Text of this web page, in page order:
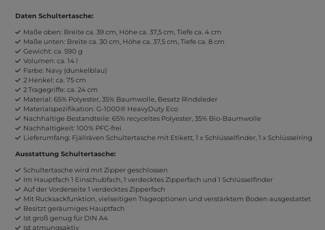
Daten Schultertasche:
Maße oben: Breite ca. 39 cm, Höhe ca. 37,5 cm, Tiefe ca. 4 cm
Maße unten: Breite ca. 30 cm, Höhe ca. 37,5 cm, Tiefe ca. 8 cm
Gewicht: ca. 590 g
Volumen: ca. 14 l
Farbe: Navy (dunkelblau)
2 Henkel: ca. 75 cm
2 Tragegriffe: ca. 24 cm
Material: 65% Polyester, 35% Baumwolle, Besatz Rindsleder
Materialspezifikation: G-1000® HeavyDuty Eco
Nachhaltige Bestandteile: 65% recyceltes Polyester, 35% Bio-Baumwolle
Nachhaltigkeit: 100% PFC-frei
Lieferumfang: Fjällräven Schultertasche mit Etikett, 1 x Schlüsselfinder, 1 x Schlüsselring
Ausstattung Schultertasche:
Schultertasche wird mit Zipper geschlossen
Im Hauptfach 1 Einschubfach, 1 verdecktes Zipperfach und 1 Schlüsselfinder
Auf der Vorderseite 1 verdecktes Zipperfach
Mit Rucksackfunktion, vielseitigen Trageoptionen und verstärktem Boden ausgestattet
Besitzt geräumiges Hauptfach
Ist groß genug für DIN A4
Ist atmungsaktiv